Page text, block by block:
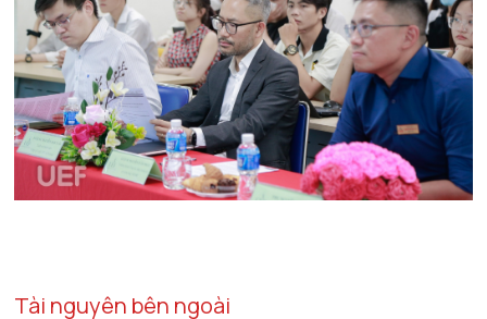
Tài nguyên bên ngoài